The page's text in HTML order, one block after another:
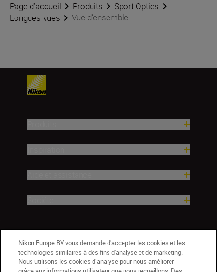
Page d’accueil Produits
Sport Optics
Longues-vues
Vue d’ensemble ...
Nikon Europe BV vous demande d'accepter les cookies et les
technologies similaires à des fins d'analyse et de marketing.
Nous utilisons les cookies d’analyse pour nous améliorer